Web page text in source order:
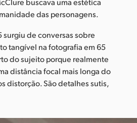
das personagens.
surgiu de conversas sobre
tangível na fotografia em 65
do sujeito porque realmente
distância focal mais longa do
distorção. São detalhes sutis,